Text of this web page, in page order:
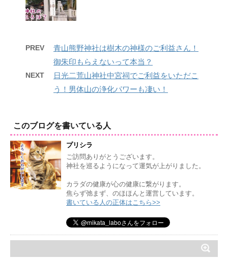
PREV
青山熊野神社は樹木の神様のご利益さん！
御朱印もらえないって本当？
NEXT
日光二荒山神社中宮祠でご利益をいただこ
う！男体山の浄化パワーも凄い！
このブログを書いている人
プリシラ
ご訪問ありがとうございます。
神社を巡るようになって運気が上がりました。
カラダの健康が心の健康に繋がります。
焦らず弛まず、のほほんと運営しています。
書いている人の正体はこちら>>